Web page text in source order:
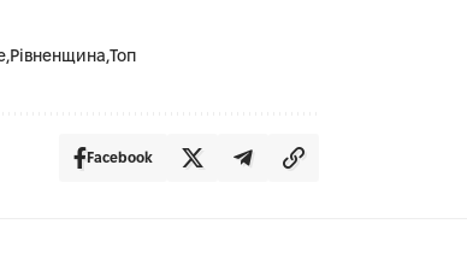
Рівненщина Топ
Facebook